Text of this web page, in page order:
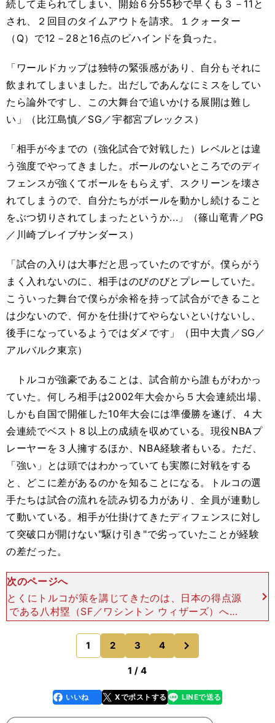
続して走られてしまい、開始６分55秒で早くも３－11と
され、２回目のタイムアウトを請求。１クォーター
（Q）で12－28と16点のビハインドを負った。
「ワールドカップは独特の緊張感があり、自分もそれに
飲まれてしまいました。出だしであんなにミスをしてい
たら論外ですし、この大舞台で追いかける展開は難し
い」（比江島慎／SG／宇都宮ブレックス）
「相手が今までの（強化試合で対戦した）レベルとは違
う強度でやってきました。ボールのないところでのディ
フェンスが強くてボールをもらえず、スクリーンを壊さ
れてしまうので、自分たちがボールを動かし続けること
をぶつ切りされてしまったというか...」（篠山竜青／PG
／川崎ブレイブサンダース）
「試合の入りは大事だと思っていたのですが。僕らがう
まく入れないのに、相手はのびのびとプレーしていた。
こういった舞台で僕らが余裕を持って試合ができること
は少ないので、何かを仕掛けてやらないといけないし、
後手になっているようではダメです」（田中大貴／SG／
アルバルク東京）
トルコが強豪であることは、試合前から誰もがわかっ
ていた。何しろ相手は2002年大会から５大会連続出場、
しかも自国で開催した10年大会には準優勝を遂げ、４大
会連続でベスト８以上の成績を収めている。現役NBAプ
レーヤーを３人擁するほか、NBA経験者もいる。ただ、
「強い」とは頭ではわかっていても実際に対戦をする
と、どこに差があるのかを知ることになる。トルコの選
手たちは試合の流れを読み切る力があり、全員が連動し
て動いている。相手が仕掛けてきたディフェンスに対し
て突破口が開けない"駆け引き"で劣っていたことが経験
の差だった。
次のページへ
とくにトルコが策を講じてきたのは、日本の得点源
である八村塁（SF／ワシントン ウィザーズ）への
対策だった。実は八村は、中国入りしてから体調を
崩していた。試合前の２日間は微熱ではあるが、発
熱していたこと
1 2 3 4
のページへ
1 / 4
faceboo
k
いいね Xでポストする
line LINEで送る